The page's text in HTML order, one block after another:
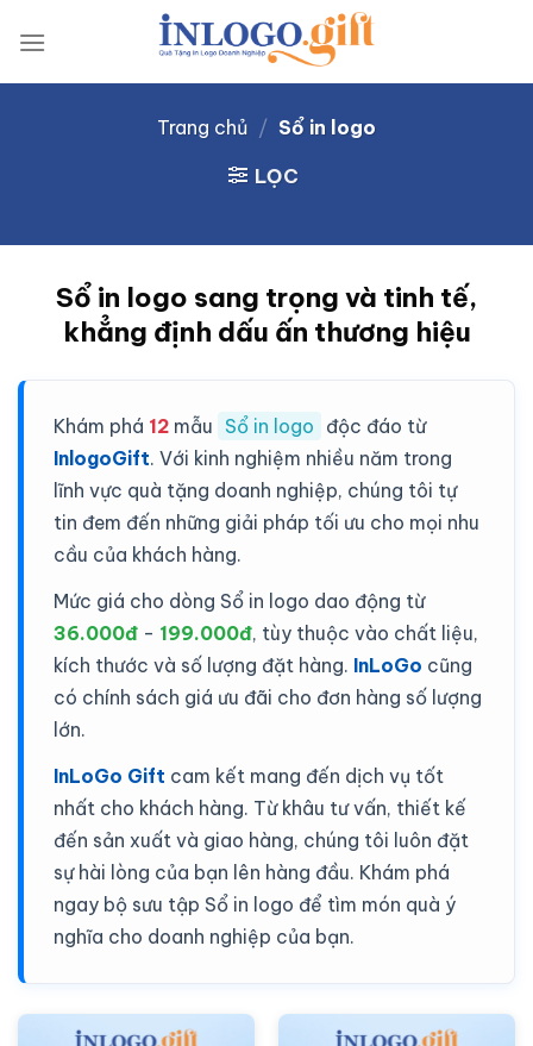
Trang chủ / Sổ in logo
LỌC
Sổ in logo sang trọng và tinh tế,
khẳng định dấu ấn thương hiệu
Khám phá 12 mẫu Sổ in logo độc đáo từ
InlogoGift. Với kinh nghiệm nhiều năm trong
lĩnh vực quà tặng doanh nghiệp, chúng tôi tự
tin đem đến những giải pháp tối ưu cho mọi nhu
cầu của khách hàng.
Mức giá cho dòng Sổ in logo dao động từ
36.000đ - 199.000đ, tùy thuộc vào chất liệu,
kích thước và số lượng đặt hàng. InLoGo cũng
có chính sách giá ưu đãi cho đơn hàng số lượng
lớn.
InLoGo Gift cam kết mang đến dịch vụ tốt
nhất cho khách hàng. Từ khâu tư vấn, thiết kế
đến sản xuất và giao hàng, chúng tôi luôn đặt
sự hài lòng của bạn lên hàng đầu. Khám phá
ngay bộ sưu tập Sổ in logo để tìm món quà ý
nghĩa cho doanh nghiệp của bạn.